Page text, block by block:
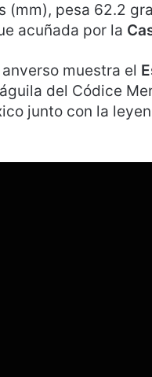
(mm), pesa 62.2
acuñada por la
muestra el
del Códice
junto con la